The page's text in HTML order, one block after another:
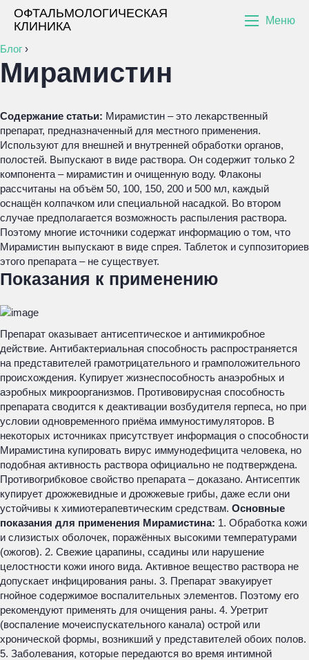
ОФТАЛЬМОЛОГИЧЕСКАЯ
КЛИНИКА
Меню
Блог ›
Мирамистин
Содержание статьи: Мирамистин – это лекарственный
препарат, предназначенный для местного применения.
Используют для внешней и внутренней обработки органов,
полостей. Выпускают в виде раствора. Он содержит только 2
компонента – мирамистин и очищенную воду. Флаконы
рассчитаны на объём 50, 100, 150, 200 и 500 мл, каждый
оснащён колпачком или специальной насадкой. Во втором
случае предполагается возможность распыления раствора.
Поэтому многие источники содержат информацию о том, что
Мирамистин выпускают в виде спрея. Таблеток и суппозиториев
этого препарата – не существует.
Показания к применению
Препарат оказывает антисептическое и антимикробное
действие. Антибактериальная способность распространяется
на представителей грамотрицательного и грамположительного
происхождения. Купирует жизнеспособность анаэробных и
аэробных микроорганизмов. Противовирусная способность
препарата сводится к деактивации возбудителя герпеса, но при
условии одновременного приёма иммуностимуляторов. В
некоторых источниках присутствует информация о способности
Мирамистина купировать вирус иммунодефицита человека, но
подобная активность раствора официально не подтверждена.
Противогрибковое свойство препарата – доказано. Антисептик
купирует дрожжевидные и дрожжевые грибы, даже если они
устойчивы к химиотерапевтическим средствам. Основные
показания для применения Мирамистина: 1. Обработка кожи
и слизистых оболочек, поражённых высокими температурами
(ожогов). 2. Свежие царапины, ссадины или нарушение
целостности кожи иного вида. Активное вещество раствора не
допускает инфицирования раны. 3. Препарат эвакуирует
гнойное содержимое воспалительных элементов. Поэтому его
рекомендуют применять для очищения раны. 4. Уретрит
(воспаление мочеиспускательного канала) острой или
хронической формы, возникший у представителей обоих полов.
5. Заболевания, которые передаются во время интимной